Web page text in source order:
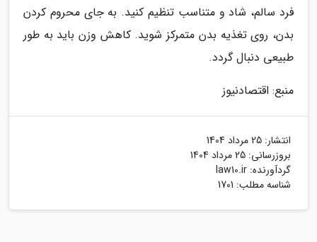
فرد سالم، شاد و متناسب تنظیم کنید. به جای محروم کردن
بدن، روی تغذیه بدن متمرکز شوید. کاهش وزن باید به طور
طبیعی دنبال گردد.
منبع: اقتصادنیوز
انتشار: 25 مرداد 1404
بروزرسانی: 25 مرداد 1404
گردآورنده: law10.ir
شناسه مطلب: 1701